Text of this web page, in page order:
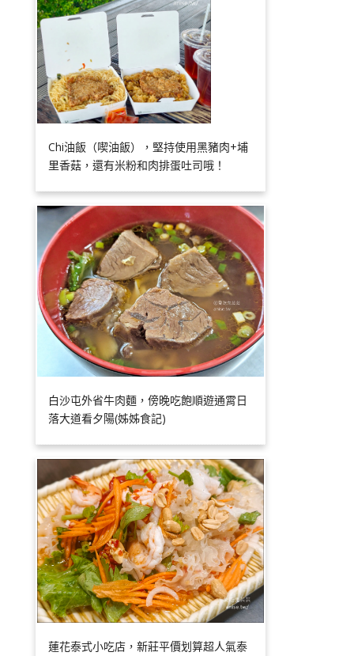
Chi油飯（喫油飯），堅持使用黑豬肉+埔
里香菇，還有米粉和肉排蛋吐司哦！
白沙屯外省牛肉麵，傍晚吃飽順遊通霄日
落大道看夕陽(姊姊食記)
蓮花泰式小吃店，新莊平價划算超人氣泰